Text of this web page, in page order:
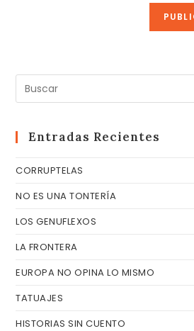
Entradas Recientes
CORRUPTELAS
NO ES UNA TONTERÍA
LOS GENUFLEXOS
LA FRONTERA
EUROPA NO OPINA LO MISMO
TATUAJES
HISTORIAS SIN CUENTO